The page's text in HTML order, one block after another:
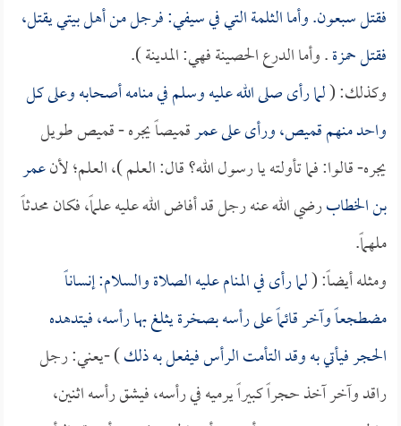
فقتل سبعون. وأما الثلمة التي في سيفي: فرجل من أهل بيتي يقتل،
فقتلحمزة. وأما الدرع الحصينة فهي: المدينة ).
وكذلك: (لما رأى صلى الله عليه وسلم في منامه أصحابه وعلى كل
واحد منهم قميص، ورأى علىعمرقميصاً يجره - قميص طويل
يجره- قالوا: فما تأولته يا رسول الله؟ قال: العلم )، العلم؛ لأنعمر
بن الخطابرضي الله عنه رجل قد أفاض الله عليه علماً، فكان محدثاً
ملهماً.
ومثله أيضاً: (لما رأى في المنام عليه الصلاة والسلام: إنساناً
مضطجعاً وآخر قائماً على رأسه بصخرة يثلغ بها رأسه، فيتدهده
الحجر فيأتي به وقد التأمت الرأس فيفعل به ذلك) -يعني: رجل
راقد وآخر آخذ حجراً كبيراً يرميه في رأسه، فيشق رأسه اثنين،